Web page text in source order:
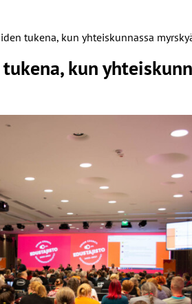
tukena, kun yhteiskunnassa
kun